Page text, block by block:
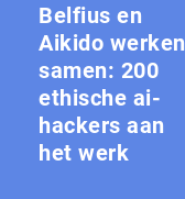
Belfius en
Aikido werken
samen: 200
ethische ai-
hackers aan
het werk